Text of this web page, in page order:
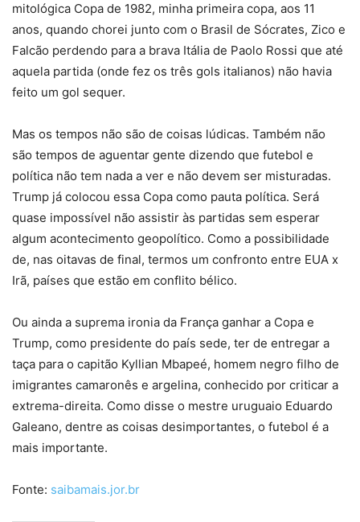
mitológica Copa de 1982, minha primeira copa, aos 11
anos, quando chorei junto com o Brasil de Sócrates, Zico e
Falcão perdendo para a brava Itália de Paolo Rossi que até
aquela partida (onde fez os três gols italianos) não havia
feito um gol sequer.
Mas os tempos não são de coisas lúdicas. Também não
são tempos de aguentar gente dizendo que futebol e
política não tem nada a ver e não devem ser misturadas.
Trump já colocou essa Copa como pauta política. Será
quase impossível não assistir às partidas sem esperar
algum acontecimento geopolítico. Como a possibilidade
de, nas oitavas de final, termos um confronto entre EUA x
Irã, países que estão em conflito bélico.
Ou ainda a suprema ironia da França ganhar a Copa e
Trump, como presidente do país sede, ter de entregar a
taça para o capitão Kyllian Mbapeé, homem negro filho de
imigrantes camaronês e argelina, conhecido por criticar a
extrema-direita. Como disse o mestre uruguaio Eduardo
Galeano, dentre as coisas desimportantes, o futebol é a
mais importante.
Fonte: saibamais.jor.br